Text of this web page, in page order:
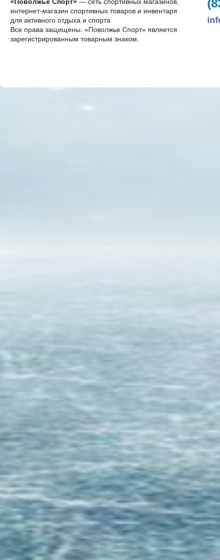
интернет-магазин спортивных товаров и инвентаря
для активного отдыха и спорта
Все права защищены. «Поволжье Спорт» является
зарегистрированным товарным знаком.